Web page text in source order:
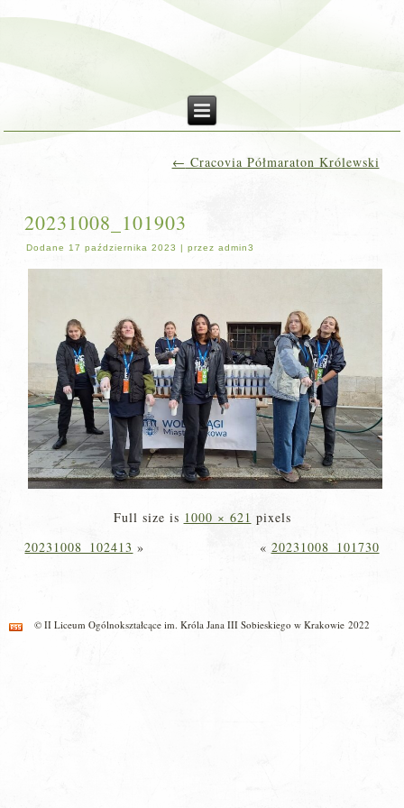
← Cracovia Półmaraton Królewski
20231008_101903
Dodane 17 października 2023 |przez admin3
Full size is 1000 × 621 pixels
20231008_102413 » « 20231008_101730
© II Liceum Ogólnokształcące im. Króla Jana III Sobieskiego w Krakowie 2022